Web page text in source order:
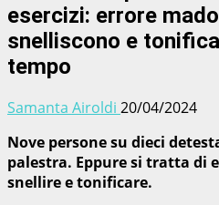
esercizi: errore
snelliscono e
tempo
Samanta Airoldi 20/04/2024
Nove persone su dieci
palestra. Eppure si tratta di
snellire e tonificare.